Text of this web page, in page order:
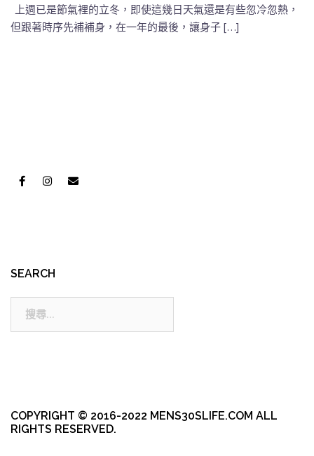
上週已是節氣裡的立冬，即使這幾日天氣還是有些忽冷忽熱，
但跟著時序先補補身，在一年的最後，讓身子 […]
SEARCH
COPYRIGHT © 2016-2022 MENS30SLIFE.COM ALL
RIGHTS RESERVED.